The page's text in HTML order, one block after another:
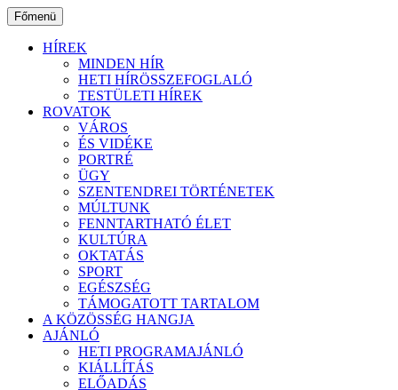
Ugrás
a
tartalomhoz
Főmenü
HÍREK
MINDEN HÍR
HETI HÍRÖSSZEFOGLALÓ
TESTÜLETI HÍREK
ROVATOK
VÁROS
ÉS VIDÉKE
PORTRÉ
ÜGY
SZENTENDREI TÖRTÉNETEK
MÚLTUNK
FENNTARTHATÓ ÉLET
KULTÚRA
OKTATÁS
SPORT
EGÉSZSÉG
TÁMOGATOTT TARTALOM
A KÖZÖSSÉG HANGJA
AJÁNLÓ
HETI PROGRAMAJÁNLÓ
KIÁLLÍTÁS
ELŐADÁS